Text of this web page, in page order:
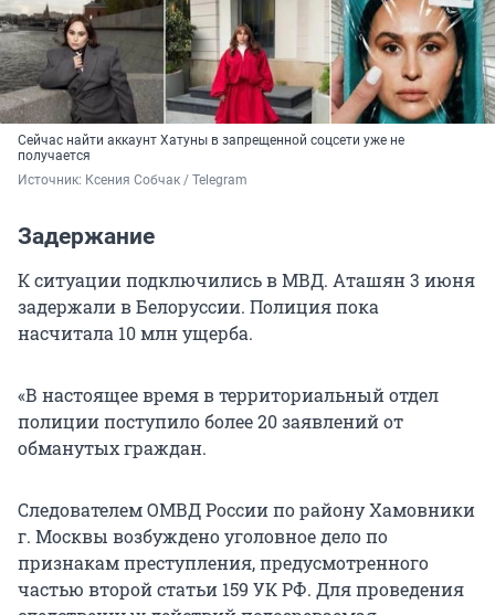
Сейчас найти аккаунт Хатуны в запрещенной соцсети уже не
получается
Источник: Ксения Собчак / Telegram
Задержание
К ситуации подключились в МВД. Аташян 3 июня
задержали в Белоруссии. Полиция пока
насчитала 10 млн ущерба.
«В настоящее время в территориальный отдел
полиции поступило более 20 заявлений от
обманутых граждан.
Следователем ОМВД России по району Хамовники
г. Москвы возбуждено уголовное дело по
признакам преступления, предусмотренного
частью второй статьи 159 УК РФ. Для проведения